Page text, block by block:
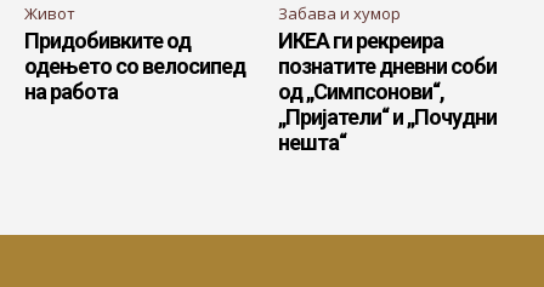
Живот
Придобивките од
одењето со велосипед
на работа
Забава и хумор
ИКЕА ги рекреира
познатите дневни соби
од „Симпсонови“,
„Пријатели“ и „Почудни
нешта“